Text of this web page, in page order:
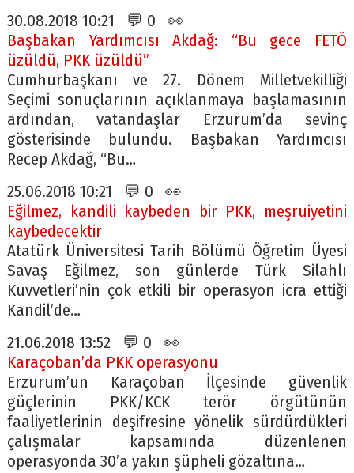
30.08.2018 10:21 💬 0 👀
Başbakan Yardımcısı Akdağ: “Bu gece FETÖ
üzüldü, PKK üzüldü”
Cumhurbaşkanı ve 27. Dönem Milletvekilliği
Seçimi sonuçlarının açıklanmaya başlamasının
ardından, vatandaşlar Erzurum’da sevinç
gösterisinde bulundu. Başbakan Yardımcısı
Recep Akdağ, “Bu…
25.06.2018 10:21 💬 0 👀
Eğilmez, kandili kaybeden bir PKK, meşruiyetini
kaybedecektir
Atatürk Üniversitesi Tarih Bölümü Öğretim Üyesi
Savaş Eğilmez, son günlerde Türk Silahlı
Kuvvetleri’nin çok etkili bir operasyon icra ettiği
Kandil’de…
21.06.2018 13:52 💬 0 👀
Karaçoban’da PKK operasyonu
Erzurum’un Karaçoban İlçesinde güvenlik
güçlerinin PKK/KCK terör örgütünün
faaliyetlerinin deşifresine yönelik sürdürdükleri
çalışmalar kapsamında düzenlenen
operasyonda 30’a yakın şüpheli gözaltına…